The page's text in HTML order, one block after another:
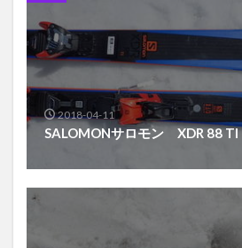
2018-04-11
SALOMONサロモン XDR 88 TI